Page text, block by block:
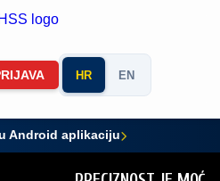
HR EN
Android aplikaciju